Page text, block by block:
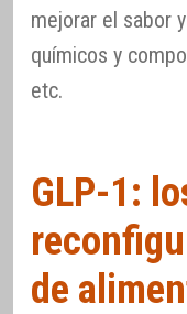
mejorar el sabor
químicos y
etc.
GLP-1:
de